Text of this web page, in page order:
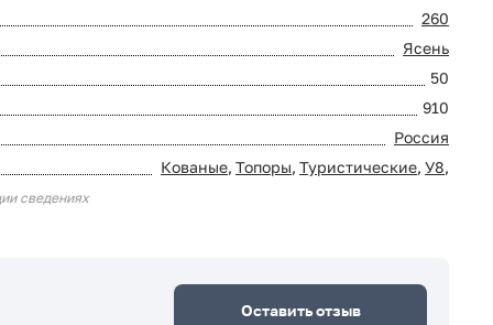
260
Ясень
50
910
Россия
Кованые, Топоры, Туристические, У8,
сведениях
Оставить отзыв